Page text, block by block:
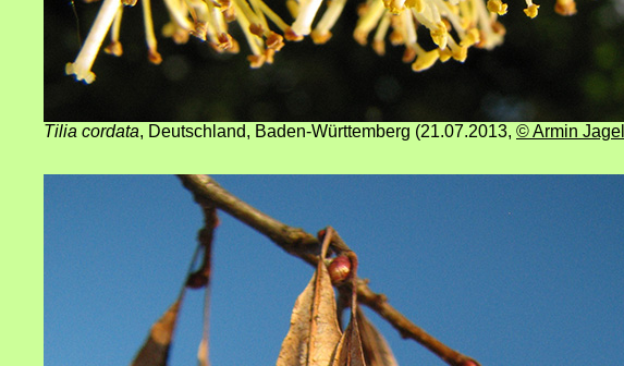
Tilia cordata, Deutschland, Baden-Württemberg (21.07.2013, © Armin Jagel